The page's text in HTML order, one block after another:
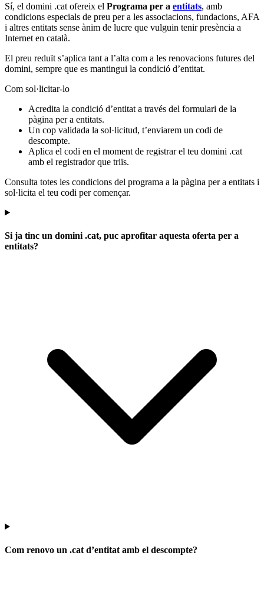
Sí, el domini .cat ofereix el Programa per a entitats, amb
condicions especials de preu per a les associacions, fundacions, AFA
i altres entitats sense ànim de lucre que vulguin tenir presència a
Internet en català.
El preu reduït s’aplica tant a l’alta com a les renovacions futures del
domini, sempre que es mantingui la condició d’entitat.
Com sol·licitar-lo
Acredita la condició d’entitat a través del formulari de la
pàgina per a entitats.
Un cop validada la sol·licitud, t’enviarem un codi de
descompte.
Aplica el codi en el moment de registrar el teu domini .cat
amb el registrador que triïs.
Consulta totes les condicions del programa a la pàgina per a entitats i
sol·licita el teu codi per començar.
Si ja tinc un domini .cat, puc aprofitar aquesta oferta per a
entitats?
Com renovo un .cat d’entitat amb el descompte?